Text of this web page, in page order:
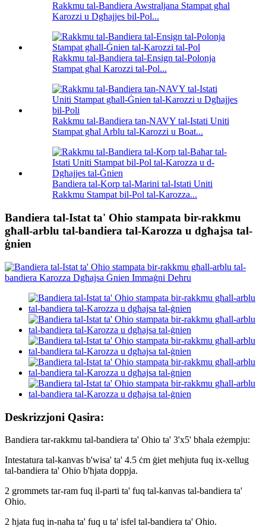
Rakkmu tal-Bandiera Awstraljana Stampat għal
Karozzi u Dgħajjes bil-Pol...
Rakkmu tal-Bandiera tal-Ensign tal-Polonja
Stampat għal Karozzi tal-Pol...
Rakkmu tal-Bandiera tan-NAVY tal-Istati Uniti
Stampat għal Arblu tal-Karozzi u Boat...
Bandiera tal-Korp tal-Marini tal-Istati Uniti
Rakkmu Stampat bil-Pol tal-Karozza...
Bandiera tal-Istat ta' Ohio stampata bir-rakkmu
għall-arblu tal-bandiera tal-Karozza u dgħajsa tal-
ġnien
Deskrizzjoni Qasira:
Bandiera tar-rakkmu tal-bandiera ta' Ohio ta' 3'x5' bħala eżempju:
Intestatura tal-kanvas b'wisa' ta' 4.5 ċm ġiet meħjuta fuq ix-xellug
tal-bandiera ta' Ohio b'ħjata doppja.
2 grommets tar-ram fuq il-parti ta' fuq tal-kanvas tal-bandiera ta'
Ohio.
2 ħjata fuq in-naħa ta' fuq u ta' isfel tal-bandiera ta' Ohio.